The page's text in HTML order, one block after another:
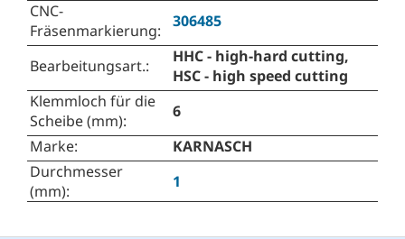
CNC-
Fräsenmarkierung: 306485
Bearbeitungsart.:
HHC - high-hard cutting,
HSC - high speed cutting
Klemmloch für die
Scheibe (mm):
6
Marke:
KARNASCH
Durchmesser
(mm): 1